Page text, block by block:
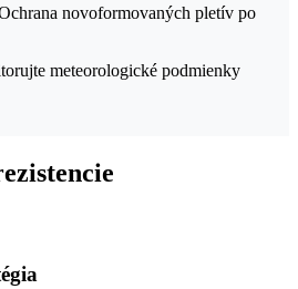
novoformovaných pletív po
meteorologické podmienky